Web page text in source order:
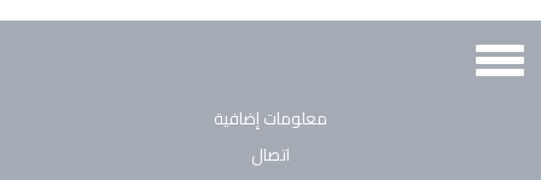
Toggle
navigation
معلومات إضافية
اتصال